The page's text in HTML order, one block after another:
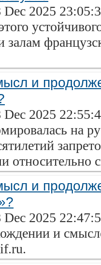
2025
залам
и
2025
на
относительно
и
2025
и